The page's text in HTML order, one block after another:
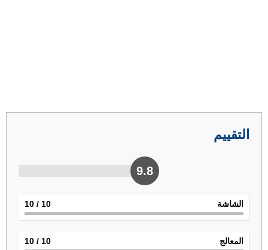
التقييم
9.8
الشاشة 10
/ 10
المعالج 10
/ 10